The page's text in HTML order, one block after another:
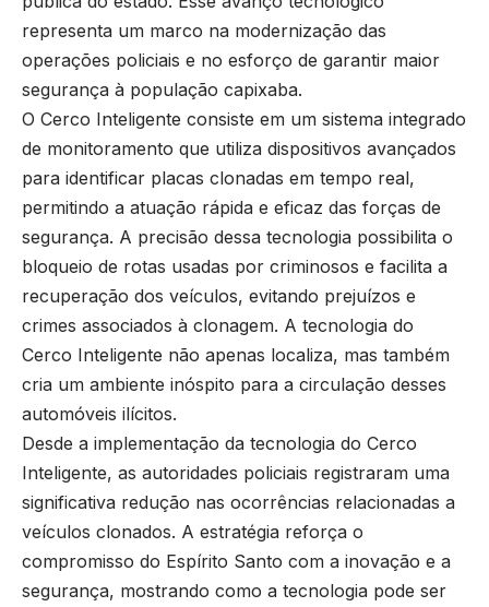
representa um marco na modernização das
operações policiais e no esforço de garantir maior
segurança à população capixaba.
O Cerco Inteligente consiste em um sistema integrado
de monitoramento que utiliza dispositivos avançados
para identificar placas clonadas em tempo real,
permitindo a atuação rápida e eficaz das forças de
segurança. A precisão dessa tecnologia possibilita o
bloqueio de rotas usadas por criminosos e facilita a
recuperação dos veículos, evitando prejuízos e
crimes associados à clonagem. A tecnologia do
Cerco Inteligente não apenas localiza, mas também
cria um ambiente inóspito para a circulação desses
automóveis ilícitos.
Desde a implementação da tecnologia do Cerco
Inteligente, as autoridades policiais registraram uma
significativa redução nas ocorrências relacionadas a
veículos clonados. A estratégia reforça o
compromisso do Espírito Santo com a inovação e a
segurança, mostrando como a tecnologia pode ser